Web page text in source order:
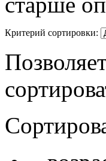
Критерий сортировки: